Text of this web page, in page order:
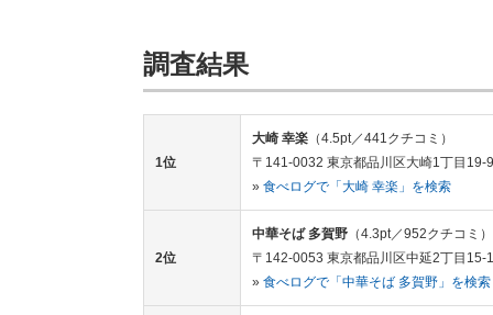
調査結果
1位
大崎 幸楽 （4.5pt／441クチコミ）
〒141-0032 東京都品川区大崎1丁目19-9
» 食べログで「大崎 幸楽」を検索
2位
中華そば 多賀野 （4.3pt／952クチコミ）
〒142-0053 東京都品川区中延2丁目15-
» 食べログで「中華そば 多賀野」を検索